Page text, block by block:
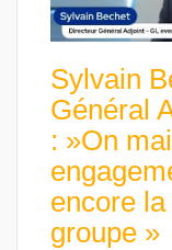
Sylvain
Général
: »On
encore
groupe »